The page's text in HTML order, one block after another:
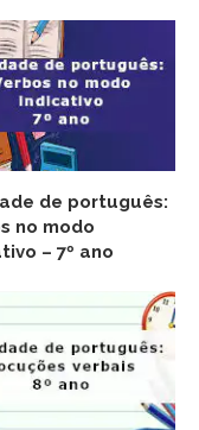
de português:
no modo
– 7º ano